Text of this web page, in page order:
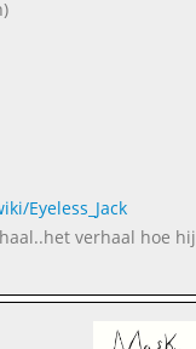
Eyeless_Jack
verhaal hoe